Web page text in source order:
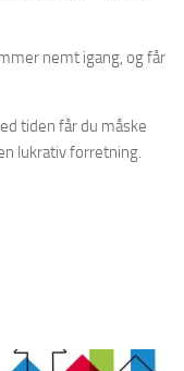
nemt igang, og får
tiden får du måske
lukrativ forretning.